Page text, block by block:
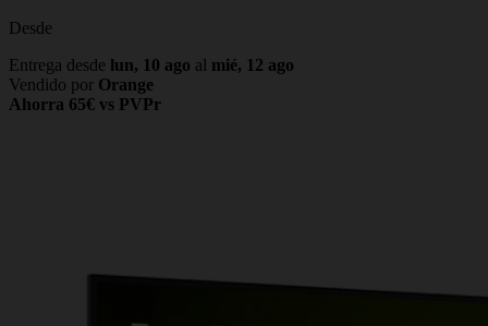
Desde
Entrega desde lun, 10 ago al mié, 12 ago
Vendido por Orange
Ahorra 65€ vs PVPr